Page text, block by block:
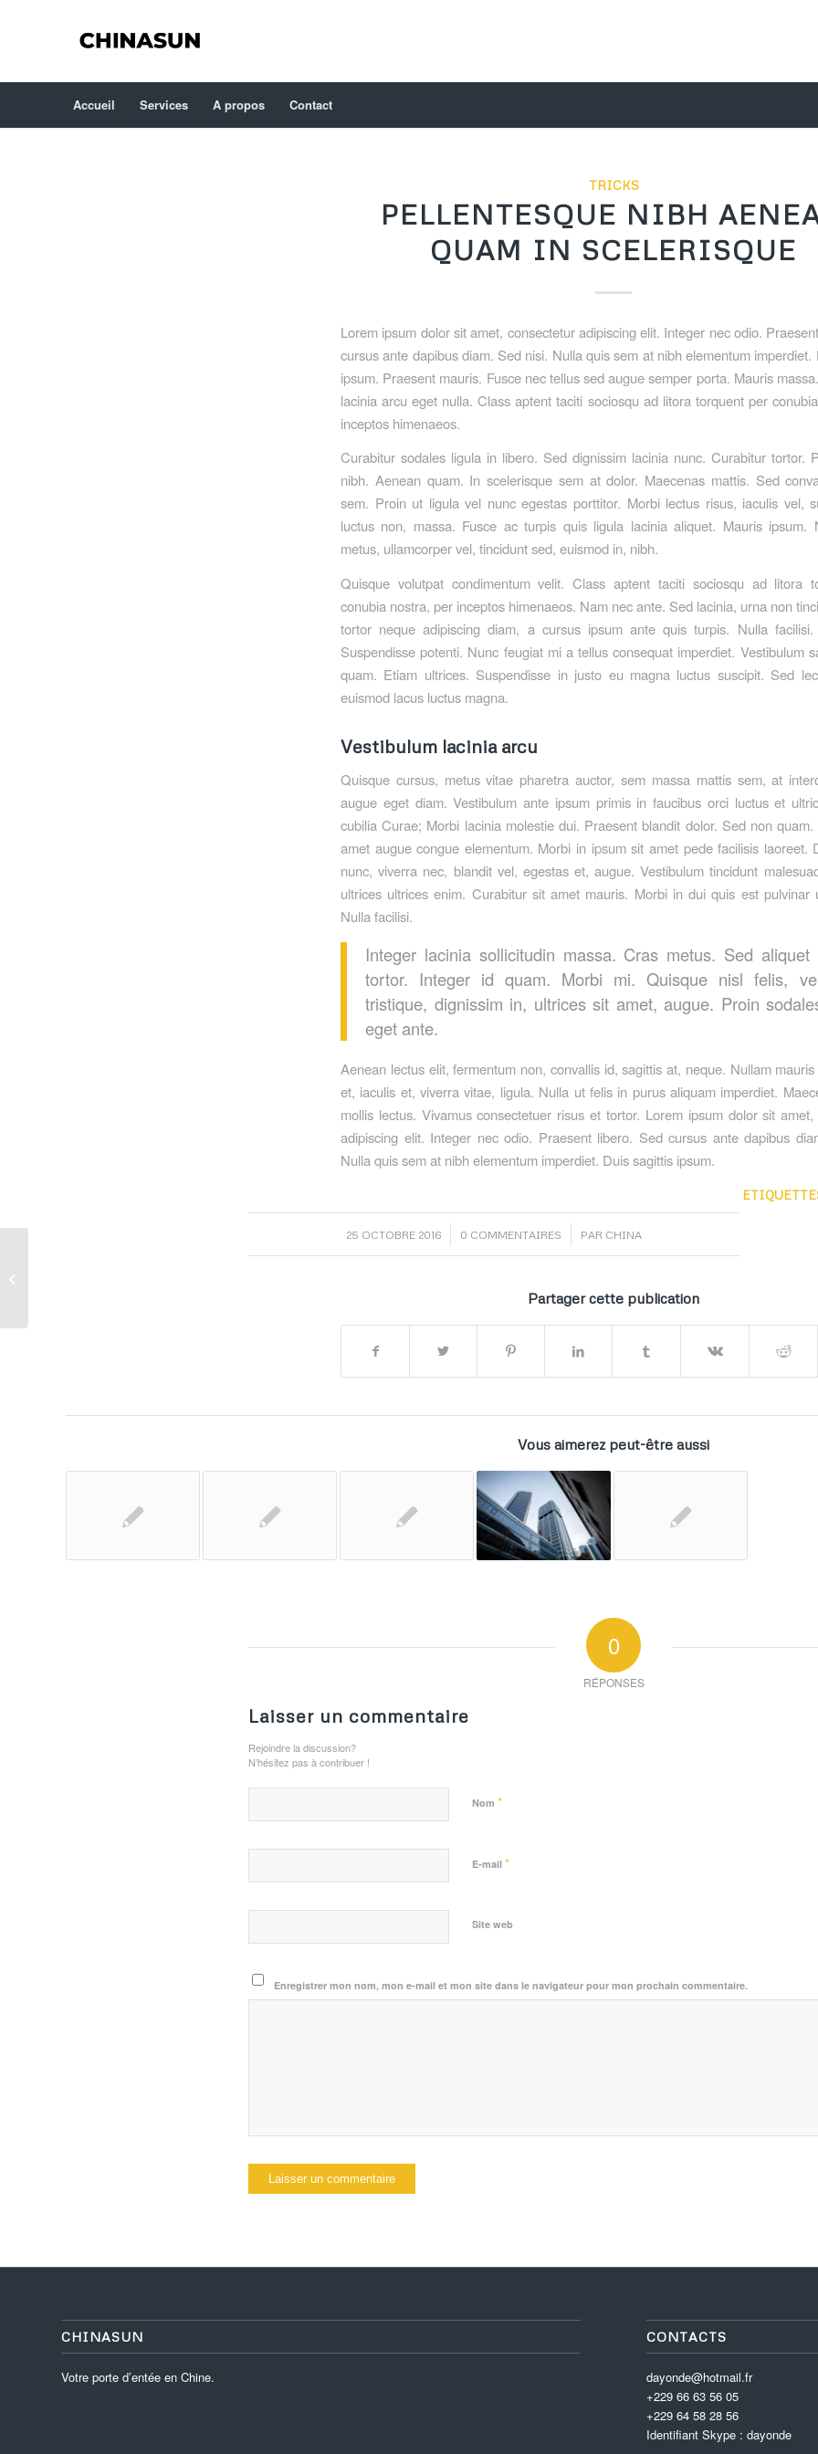
Accueil Services A propos Contact
TRICKS
PELLENTESQUE NIBH
QUAM IN SCELERISQUE
Lorem ipsum dolor sit amet, consectetur adipiscing elit. Integer nec odio.
cursus ante dapibus diam. Sed nisi. Nulla quis sem at nibh elementum imperdiet.
ipsum. Praesent mauris. Fusce nec tellus sed augue semper porta. Mauris
lacinia arcu eget nulla. Class aptent taciti sociosqu ad litora torquent per
inceptos himenaeos.
Curabitur sodales ligula in libero. Sed dignissim lacinia nunc. Curabitur tortor.
nibh. Aenean quam. In scelerisque sem at dolor. Maecenas mattis. Sed
sem. Proin ut ligula vel nunc egestas porttitor. Morbi lectus risus, iaculis vel,
luctus non, massa. Fusce ac turpis quis ligula lacinia aliquet. Mauris ipsum.
metus, ullamcorper vel, tincidunt sed, euismod in, nibh.
Quisque volutpat condimentum velit. Class aptent taciti sociosqu ad litora
conubia nostra, per inceptos himenaeos. Nam nec ante. Sed lacinia, urna non
tortor neque adipiscing diam, a cursus ipsum ante quis turpis. Nulla
Suspendisse potenti. Nunc feugiat mi a tellus consequat imperdiet. Vestibulum
quam. Etiam ultrices. Suspendisse in justo eu magna luctus suscipit. Sed
euismod lacus luctus magna.
Vestibulum lacinia arcu
Quisque cursus, metus vitae pharetra auctor, sem massa mattis sem, at
augue eget diam. Vestibulum ante ipsum primis in faucibus orci luctus et
cubilia Curae; Morbi lacinia molestie dui. Praesent blandit dolor. Sed non
amet augue congue elementum. Morbi in ipsum sit amet pede facilisis laoreet.
nunc, viverra nec, blandit vel, egestas et, augue. Vestibulum tincidunt
ultrices ultrices enim. Curabitur sit amet mauris. Morbi in dui quis est pulvinar
Nulla facilisi.
Integer lacinia sollicitudin massa. Cras metus. Sed
tortor. Integer id quam. Morbi mi. Quisque nisl felis,
tristique, dignissim in, ultrices sit amet, augue. Proin
eget ante.
Aenean lectus elit, fermentum non, convallis id, sagittis at, neque. Nullam
et, iaculis et, viverra vitae, ligula. Nulla ut felis in purus aliquam imperdiet.
mollis lectus. Vivamus consectetuer risus et tortor. Lorem ipsum dolor sit amet,
adipiscing elit. Integer nec odio. Praesent libero. Sed cursus ante dapibus
Nulla quis sem at nibh elementum imperdiet. Duis sagittis ipsum.
25 OCTOBRE 2016
/ 0 COMMENTAIRES
/ PAR CHINA
Partager cette publication
Vous aimerez peut-être aussi
0
RÉPONSES
Laisser un commentaire
Rejoindre la discussion?
N’hésitez pas à contribuer !
Nom *
E-mail *
Site web
Enregistrer mon nom, mon e-mail et mon site dans le navigateur pour mon prochain commentaire.
CHINASUN
Votre porte d’entée en Chine.
CONTACTS
dayonde@hotmail.fr
+229 66 63 56 05
+229 64 58 28 56
Identifiant Skype : dayonde